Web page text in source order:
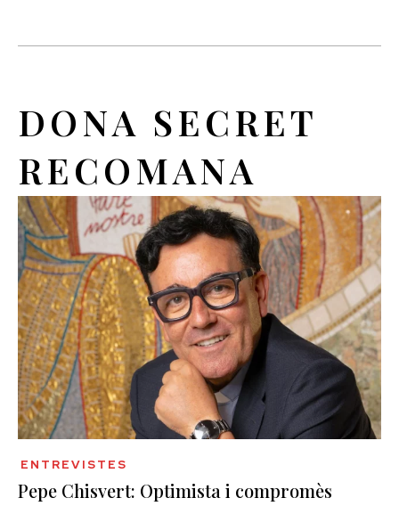
DONA SECRET
RECOMANA
ENTREVISTES
Pepe Chisvert: Optimista i compromès